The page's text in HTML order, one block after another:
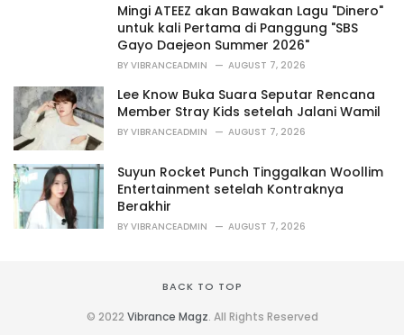
Mingi ATEEZ akan Bawakan Lagu "Dinero"
untuk kali Pertama di Panggung "SBS
Gayo Daejeon Summer 2026"
BY VIBRANCEADMIN AUGUST 7, 2026
Lee Know Buka Suara Seputar Rencana
Member Stray Kids setelah Jalani Wamil
BY VIBRANCEADMIN AUGUST 7, 2026
Suyun Rocket Punch Tinggalkan Woollim
Entertainment setelah Kontraknya
Berakhir
BY VIBRANCEADMIN AUGUST 7, 2026
BACK TO TOP
© 2022 Vibrance Magz. All Rights Reserved